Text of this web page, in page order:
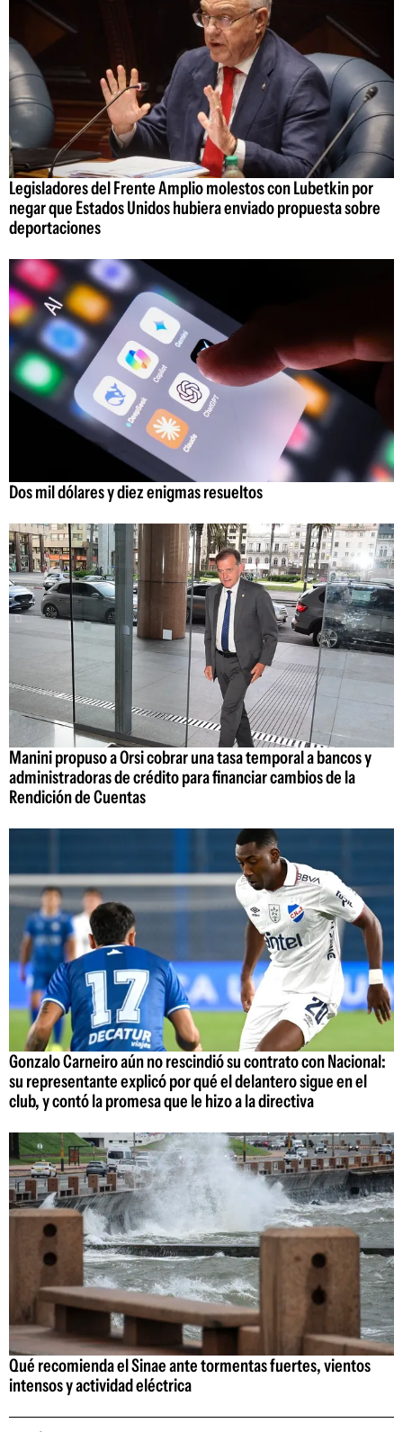
Legisladores del Frente Amplio molestos con Lubetkin por
negar que Estados Unidos hubiera enviado propuesta sobre
deportaciones
Dos mil dólares y diez enigmas resueltos
Manini propuso a Orsi cobrar una tasa temporal a bancos y
administradoras de crédito para financiar cambios de la
Rendición de Cuentas
Gonzalo Carneiro aún no rescindió su contrato con Nacional:
su representante explicó por qué el delantero sigue en el
club, y contó la promesa que le hizo a la directiva
Qué recomienda el Sinae ante tormentas fuertes, vientos
intensos y actividad eléctrica